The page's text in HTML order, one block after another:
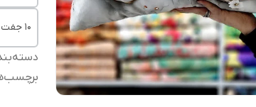
10 جفت (20 عدد)